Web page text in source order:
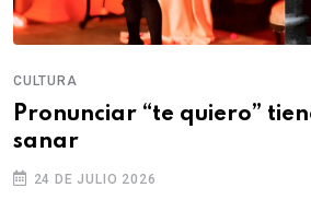
CULTURA
Pronunciar “te quiero” tiene fuerza para
sanar
24 DE JULIO 2026